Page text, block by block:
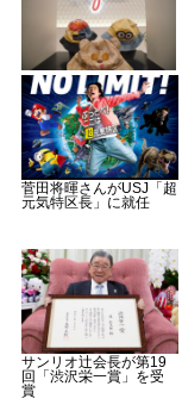
菅田将暉さんがUSJ「超
元気特区長」に就任
サンリオ辻会長が第19
回「渋沢栄一賞」を受
賞